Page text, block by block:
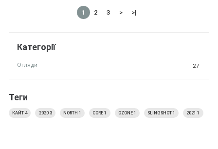
1 2 3 > >|
Категорії
Огляди 27
Теги
КАЙТ 4 2020 3 NORTH 1 CORE1 OZONE 1 SLINGSHOT1 20211